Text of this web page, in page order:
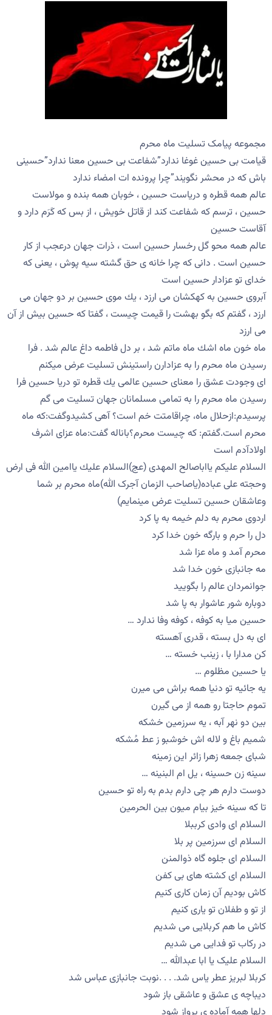
مجموعه پیامک تسلیت ماه محرم
قیامت بی حسین غوغا ندارد”شفاعت بی حسین معنا ندارد”حسینی
باش كه در محشر نگویند”چرا پرونده ات امضاء ندارد
عالم همه قطره و دریاست حسین ، خوبان همه بنده و مولاست
حسین ، ترسم كه شفاعت كند از قاتل خویش ، از بس كه كَرَم دارد و
آقاست حسین
عالم همه محو گل رخسار حسین است ، ذرات جهان درعجب از كار
حسین است . دانی كه چرا خانه ی حق گشته سیه پوش ، یعنی كه
خدای تو عزادار حسین است
آبروی حسین به كهكشان می ارزد ، یك موی حسین بر دو جهان می
ارزد ، گفتم كه بگو بهشت را قیمت چیست ، گفتا كه حسین بیش از آن
می ارزد
ماه خون ماه اشك ماه ماتم شد ، بر دل فاطمه داغ عالم شد . فرا
رسیدن ماه محرم را به عزادارن راستینش تسلیت عرض میكنم
ای وجودت عشق را معنای حسین عالمی یك قطره تو دریا حسین فرا
رسیدن ماه محرم را به تمامی مسلمانان جهان تسلیت می گم
پرسیدم:ازحلال ماه، چراقامتت خم است؟ آهی كشیدوگفت:كه ماه
محرم است.گفتم: كه چیست محرم؟باناله گفت:ماه عزای اشرف
اولادآدم است
السلام علیكم یااباصالح المهدى (عج)السلام علیك یاامین الله فى ارض
وحجته على عباده(یاصاحب الزمان آجرک الله)ماه محرم بر شما
وعاشقان حسین تسلیت عرض مینمایم)
اردوی محرم به دلم خیمه به پا كرد
دل را حرم و بارگه خون خدا كرد
محرم آمد و ماه عزا شد
مه جانبازی خون خدا شد
جوانمردان عالم را بگویید
دوباره شور عاشوار به پا شد
حسین میا به کوفه ، کوفه وفا ندارد …
ای به دل بسته ، قدری آهسته
کن مدارا با ، زینب خسته …
یا حسین مظلوم …
یه جائیه تو دنیا همه براش می میرن
تموم حاجتا رو همه از می گیرن
بین دو نهر آبه ، یه سرزمین خشکه
شمیم باغ و لاله اش خوشبو ز عط مُشکه
شبای جمعه زهرا زائر این زمینه
سینه زن حسینه ، یل ام البنینه …
دوست دارم هر چی دارم بدم به راه تو حسین
تا که سینه خیز بیام میون بین الحرمین
السلام ای وادی کرببلا
السلام ای سرزمین پر بلا
السلام ای جلوه گاه ذوالمنن
السلام ای کشته های بی کفن
کاش بودیم آن زمان کاری کنیم
از تو و طفلان تو یاری کنیم
کاش ما هم کربلایی می شدیم
در رکاب تو فدایی می شدیم
السلام علیک یا ابا عبدالله …
كربلا لبریز عطر یاس شد. . . .نوبت جانبازی عباس شد
دیباچه ی عشق و عاشقی باز شود